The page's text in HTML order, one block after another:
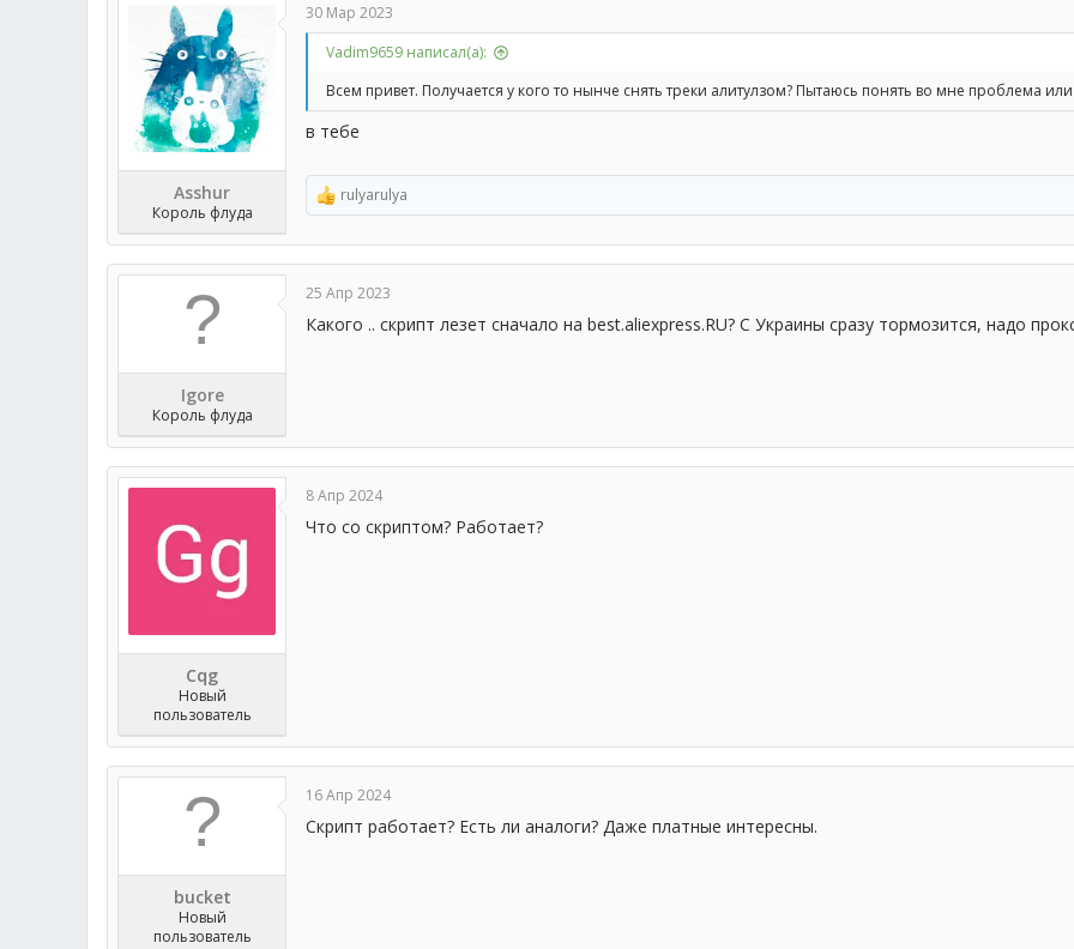
Asshur
Король флуда
30 Мар 2023
Vadim9659 написал(а):
Всем привет. Получается у кого то нынче снять треки алитулзом? Пытаюсь понять во мне проблема
в тебе
Р
е
а
к
и
и
:
rulyarulya
Igore
Король флуда
25 Апр 2023
Какого .. скрипт лезет сначало на best.aliexpress.RU? С Украины сразу тормозится, надо
Cqg
Новый
пользователь
8 Апр 2024
Что со скриптом? Работает?
bucket
Новый
пользователь
16 Апр 2024
Скрипт работает? Есть ли аналоги? Даже платные интересны.